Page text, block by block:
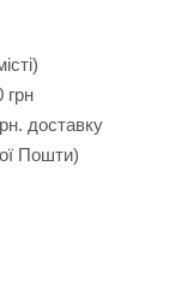
грн
доставку
Пошти)